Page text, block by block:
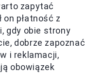
zapytać
on płatność z
gdy obie strony
dobrze zapoznać
i reklamacji,
obowiązek